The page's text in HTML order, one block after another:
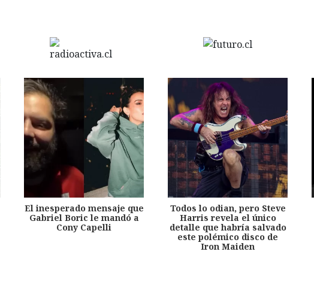
El inesperado mensaje que
Gabriel Boric le mandó a
Cony Capelli
Todos lo odian, pero Steve
Harris revela el único
detalle que habría salvado
este polémico disco de
Iron Maiden